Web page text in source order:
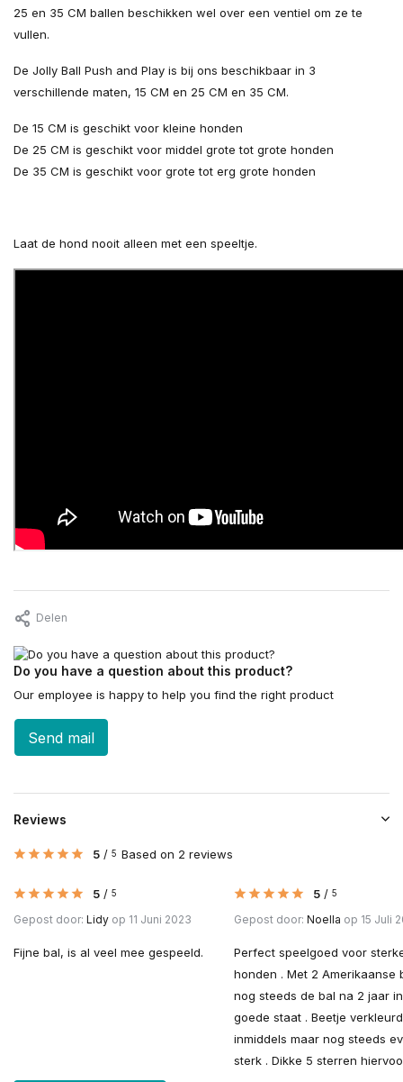
25 en 35 CM ballen beschikken wel over een ventiel om ze te
vullen.
De Jolly Ball Push and Play is bij ons beschikbaar in 3
verschillende maten, 15 CM en 25 CM en 35 CM.
De 15 CM is geschikt voor kleine honden
De 25 CM is geschikt voor middel grote tot grote honden
De 35 CM is geschikt voor grote tot erg grote honden
Laat de hond nooit alleen met een speeltje.
Delen
Do you have a question about this product?
Our employee is happy to help you find the right product
Send mail
Reviews
5 / 5 Based on 2 reviews
5 / 5
Gepost door: Lidy op 11 Juni 2023
Fijne bal, is al veel mee gespeeld.
5 / 5
Gepost door: Noella op 15 Juli
Perfect speelgoed voor
honden . Met 2 Amerikaanse
nog steeds de bal na 2 jaar in
goede staat . Beetje verkleurd
inmiddels maar nog steeds
sterk . Dikke 5 sterren